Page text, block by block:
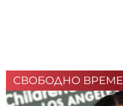
СВОБОДНО ВРЕМЕ